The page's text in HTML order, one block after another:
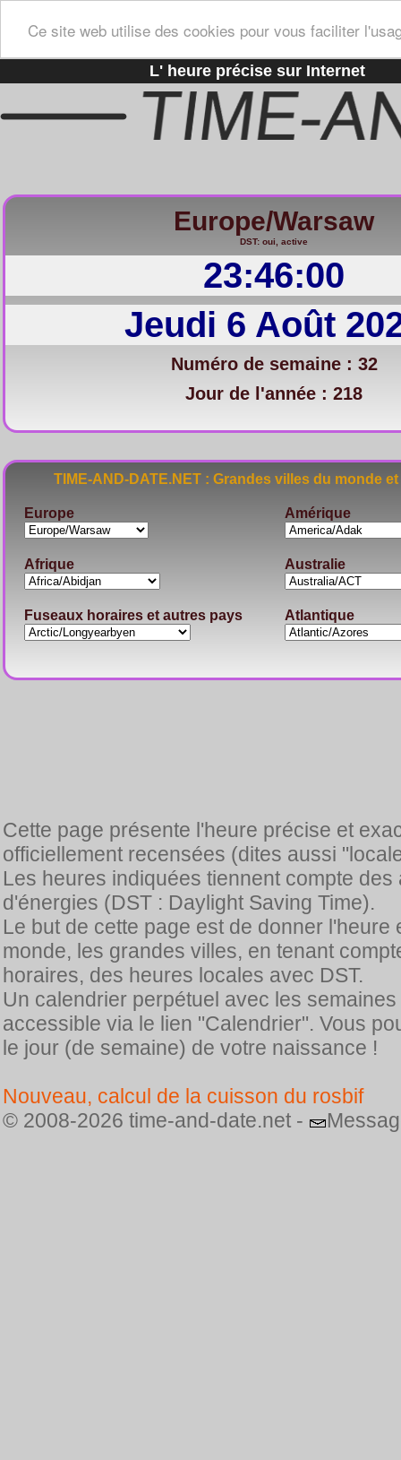
Ce site web utilise des cookies pour vous faciliter
L' heure précise sur Internet
Europe/Warsaw
DST: oui, active
23:46:01
Jeudi 6 Août
Numéro de semaine : 32
Jour de l'année : 218
TIME-AND-DATE.NET : Grandes villes du
Europe Amérique
Afrique Australie
Fuseaux horaires et autres pays Atlantique
Cette page présente l'heure précise et
officiellement recensées (dites aussi
Les heures indiquées tiennent compte
d'énergies (DST : Daylight Saving Time).
Le but de cette page est de donner
monde, les grandes villes, en tenant
horaires, des heures locales avec DST.
Un calendrier perpétuel avec les
accessible via le lien "Calendrier". Vous
le jour (de semaine) de votre naissance !
Nouveau, calcul de la cuisson du rosbif
© 2008-2026 time-and-date.net -